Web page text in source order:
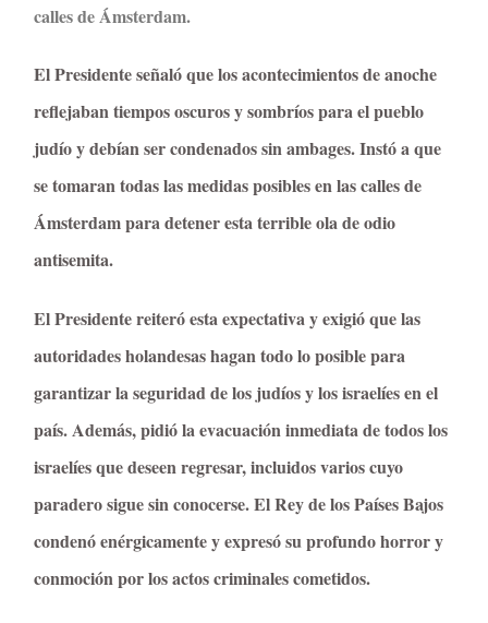
calles de Ámsterdam.
El Presidente señaló que los acontecimientos de anoche
reflejaban tiempos oscuros y sombríos para el pueblo
judío y debían ser condenados sin ambages. Instó a que
se tomaran todas las medidas posibles en las calles de
Ámsterdam para detener esta terrible ola de odio
antisemita.
El Presidente reiteró esta expectativa y exigió que las
autoridades holandesas hagan todo lo posible para
garantizar la seguridad de los judíos y los israelíes en el
país. Además, pidió la evacuación inmediata de todos los
israelíes que deseen regresar, incluidos varios cuyo
paradero sigue sin conocerse. El Rey de los Países Bajos
condenó enérgicamente y expresó su profundo horror y
conmoción por los actos criminales cometidos.